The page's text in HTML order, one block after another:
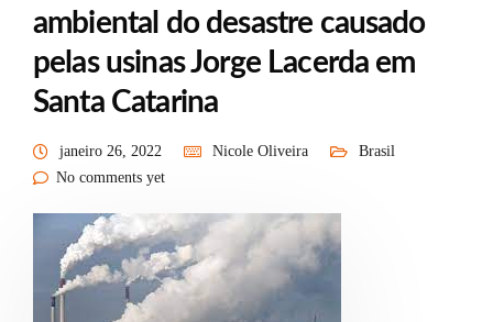
ambiental do desastre causado
pelas usinas Jorge Lacerda em
Santa Catarina
janeiro 26, 2022 Nicole Oliveira
Brasil
No comments yet